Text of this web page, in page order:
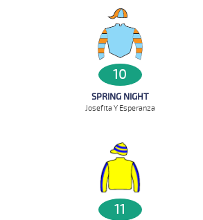
10
SPRING NIGHT
Josefita Y Esperanza
11